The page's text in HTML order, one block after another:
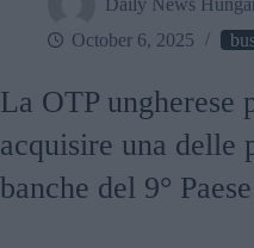
October 6, 2025
La OTP ungherese
acquisire una delle
banche del 9°